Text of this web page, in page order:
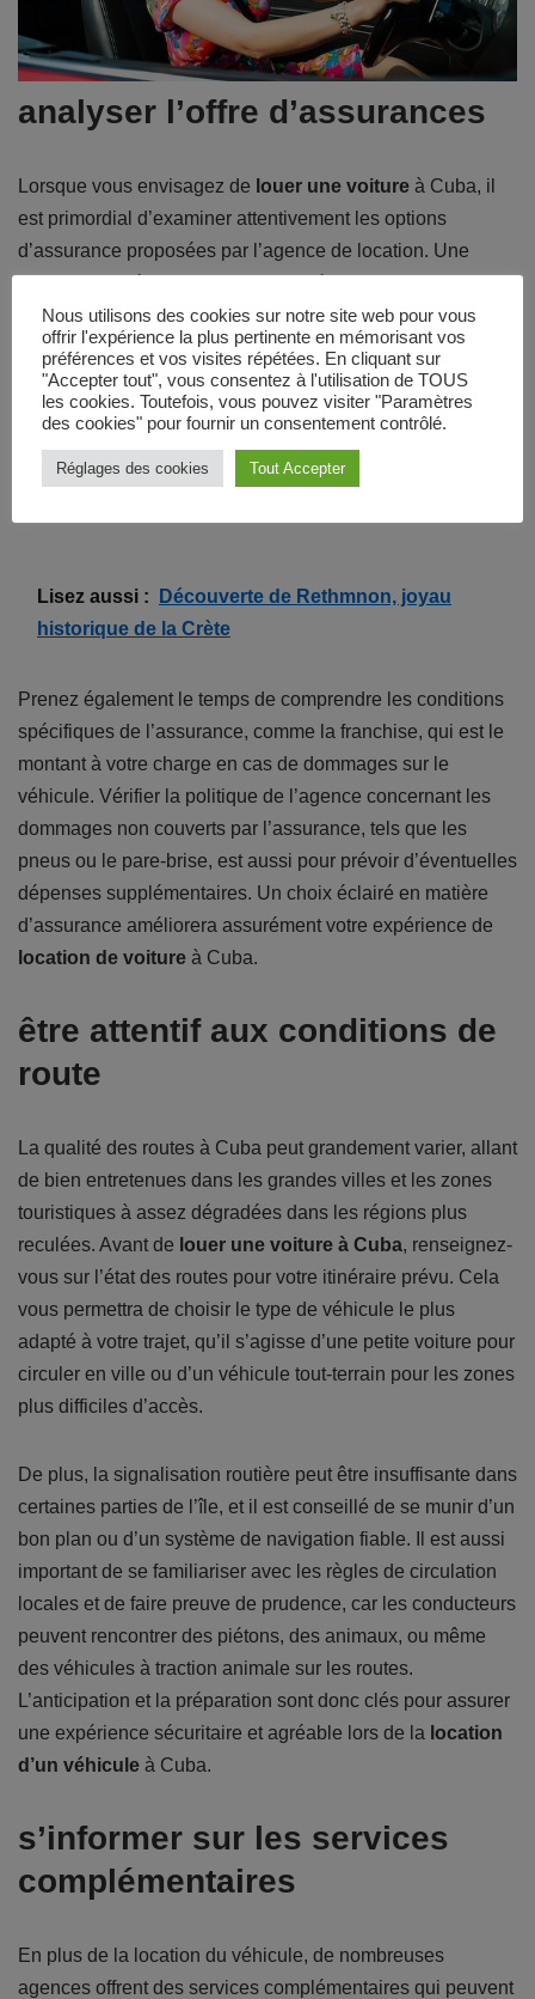
analyser l’offre d’assurances
Lorsque vous envisagez de louer une voiture à Cuba, il
est primordial d’examiner attentivement les options
d’assurance proposées par l’agence de location. Une
accidents, les vols et d’autres incidents qui pourraient
survenir pendant la location. Certaines assurances sont
obligatoires, tandis que d’autres sont optionnelles, et les
coûts peuvent varier considérablement. Il est donc
base et de décider si vous avez besoin de protections
Lisez aussi :
Découverte de Rethmnon, joyau
historique de la Crète
Prenez également le temps de comprendre les conditions
spécifiques de l’assurance, comme la franchise, qui est le
montant à votre charge en cas de dommages sur le
véhicule. Vérifier la politique de l’agence concernant les
dommages non couverts par l’assurance, tels que les
pneus ou le pare-brise, est aussi pour prévoir d’éventuelles
dépenses supplémentaires. Un choix éclairé en matière
d’assurance améliorera assurément votre expérience de
location de voiture à Cuba.
être attentif aux conditions de
route
La qualité des routes à Cuba peut grandement varier, allant
de bien entretenues dans les grandes villes et les zones
touristiques à assez dégradées dans les régions plus
reculées. Avant de louer une voiture à Cuba, renseignez-
vous sur l’état des routes pour votre itinéraire prévu. Cela
vous permettra de choisir le type de véhicule le plus
adapté à votre trajet, qu’il s’agisse d’une petite voiture pour
circuler en ville ou d’un véhicule tout-terrain pour les zones
plus difficiles d’accès.
De plus, la signalisation routière peut être insuffisante dans
certaines parties de l’île, et il est conseillé de se munir d’un
bon plan ou d’un système de navigation fiable. Il est aussi
important de se familiariser avec les règles de circulation
locales et de faire preuve de prudence, car les conducteurs
peuvent rencontrer des piétons, des animaux, ou même
des véhicules à traction animale sur les routes.
L’anticipation et la préparation sont donc clés pour assurer
une expérience sécuritaire et agréable lors de la location
d’un véhicule à Cuba.
s’informer sur les services
complémentaires
En plus de la location du véhicule, de nombreuses
agences offrent des services complémentaires qui peuvent
Nous utilisons des cookies sur notre site web pour vous
offrir l'expérience la plus pertinente en mémorisant vos
préférences et vos visites répétées. En cliquant sur
"Accepter tout", vous consentez à l'utilisation de TOUS
les cookies. Toutefois, vous pouvez visiter "Paramètres
des cookies" pour fournir un consentement contrôlé.
Réglages des cookies Tout Accepter